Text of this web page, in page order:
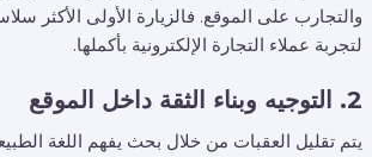
والتجارب على الموقع. فالزيارة الأولى الأكثر
لتجربة عملاء التجارة الإلكترونية بأكملها.
2. التوجيه وبناء الثقة داخل الموقع
يتم تقليل العقبات من خلال بحث يفهم اللغة